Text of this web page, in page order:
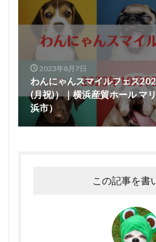
2023年8月7日
わんにゃんスマイルフェス
(月祝)）｜横浜産貿ホール マ
浜市）
この記事を書